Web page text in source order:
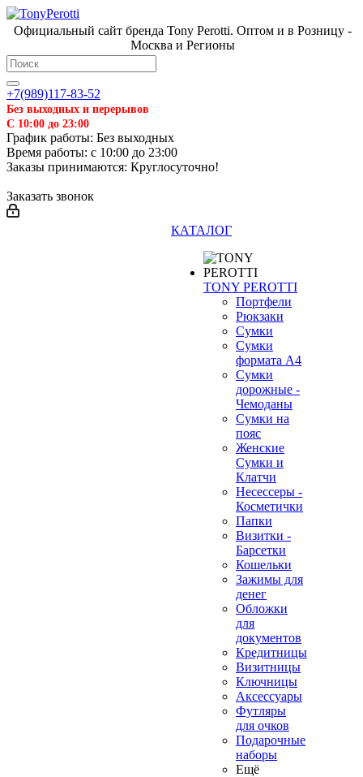
Официальный сайт бренда Tony Perotti. Оптом и в Розницу -
Москва и Регионы
+7(989)117-83-52
Без выходных и перерывов
С 10:00 до 23:00
График работы: Без выходных
Время работы: с 10:00 до 23:00
Заказы принимаются: Круглосуточно!
Заказать звонок
КАТАЛОГ
TONY PEROTTI
Портфели
Рюкзаки
Сумки
Сумки
формата А4
Сумки
дорожные -
Чемоданы
Сумки на
пояс
Женские
Сумки и
Клатчи
Несессеры -
Косметички
Папки
Визитки -
Барсетки
Кошельки
Зажимы для
денег
Обложки
для
документов
Кредитницы
Визитницы
Ключницы
Аксессуары
Футляры
для очков
Подарочные
наборы
Ещё